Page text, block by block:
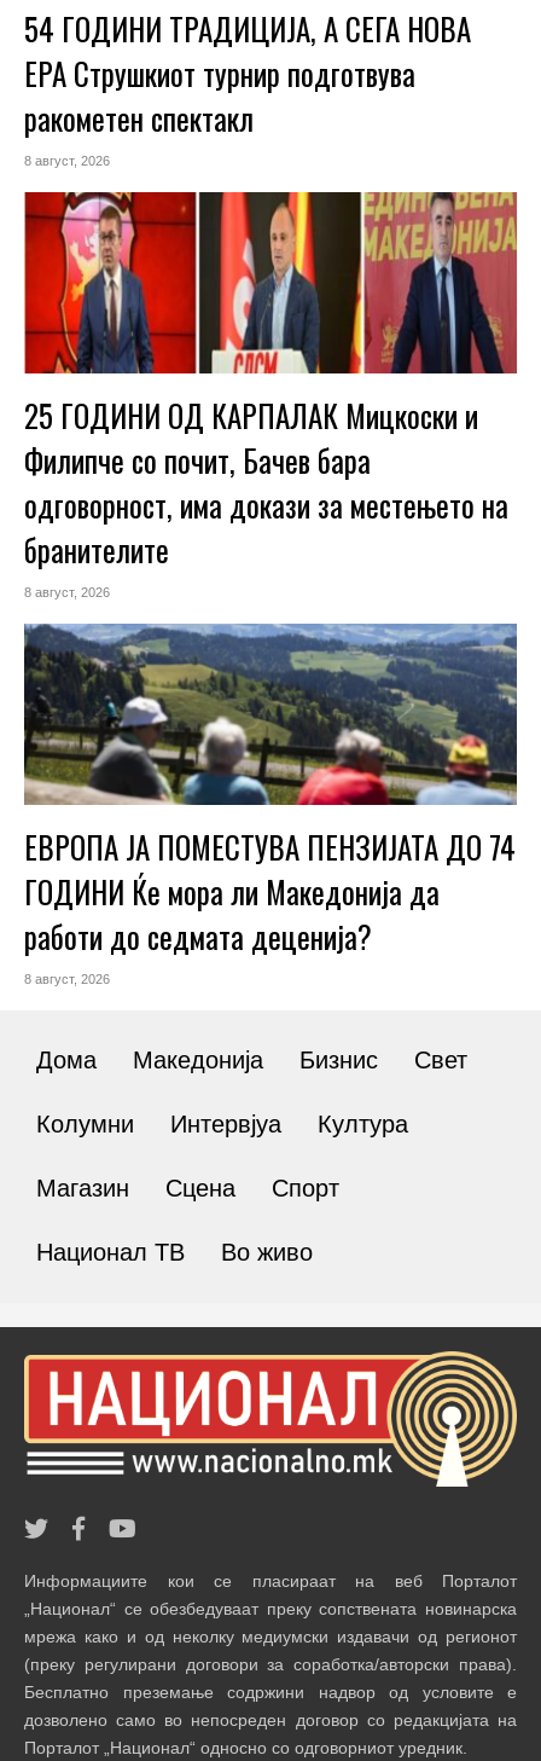
54 ГОДИНИ ТРАДИЦИЈА, А СЕГА НОВА
ЕРА Струшкиот турнир подготвува
ракометен спектакл
8 август, 2026
25 ГОДИНИ ОД КАРПАЛАК Мицкоски и
Филипче со почит, Бачев бара
одговорност, има докази за местењето на
бранителите
8 август, 2026
ЕВРОПА ЈА ПОМЕСТУВА ПЕНЗИЈАТА ДО 74
ГОДИНИ Ќе мора ли Македонија да
работи до седмата деценија?
8 август, 2026
Дома Македонија Бизнис Свет
Колумни Интервјуа Култура
Магазин Сцена Спорт
Национал ТВ Во живо
Информациите кои се пласираат на веб Порталот
„Национал“ се обезбедуваат преку сопствената новинарска
мрежа како и од неколку медиумски издавачи од регионот
(преку регулирани договори за соработка/авторски права).
Бесплатно преземање содржини надвор од условите е
дозволено само во непосреден договор со редакцијата на
Порталот „Национал“ односно со одговорниот уредник.